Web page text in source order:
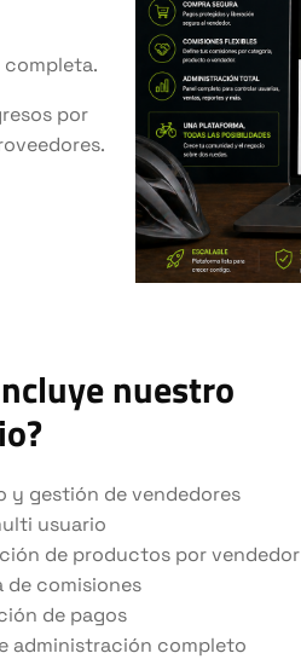
por
nuestro
y gestión de vendedores
usuario
de productos por vendedor
de comisiones
de pagos
administración completo